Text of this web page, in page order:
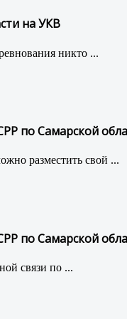
на УКВ
никто ...
по Самарской
разместить свой ...
по Самарской
связи по ...